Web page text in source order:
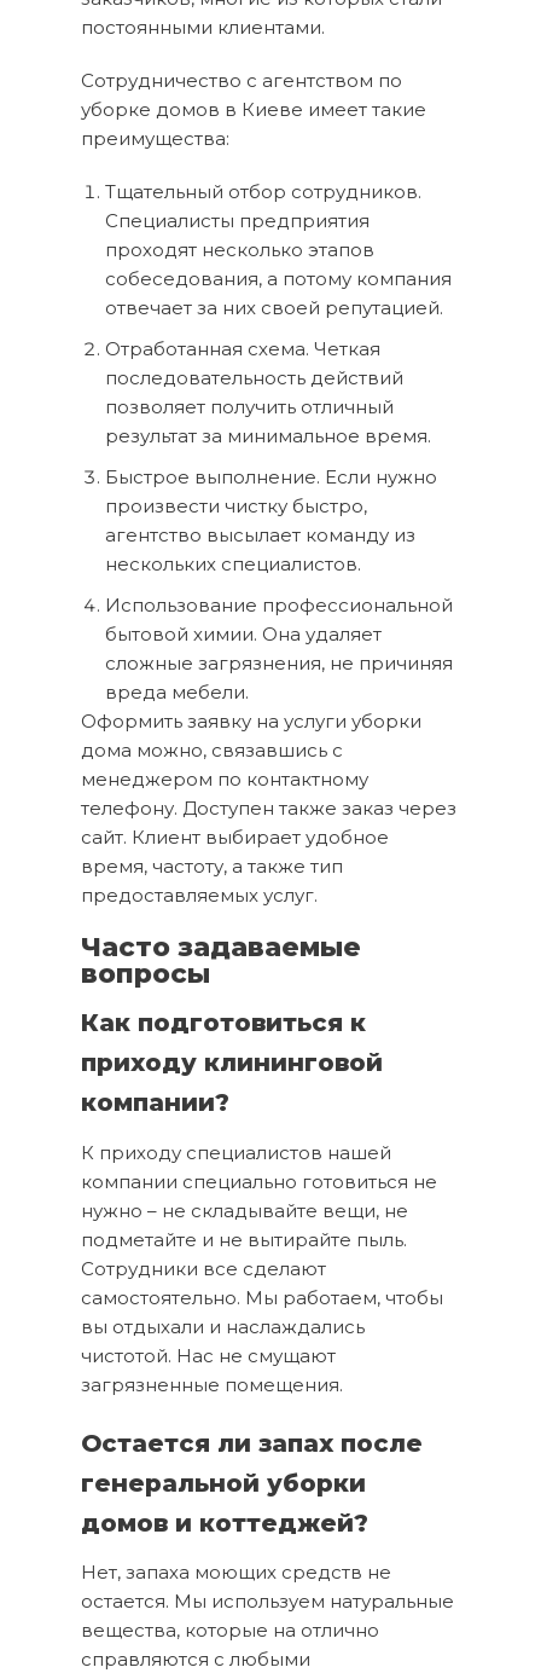
постоянными клиентами.
Сотрудничество с агентством по
уборке домов в Киеве имеет такие
преимущества:
Тщательный отбор сотрудников.
Специалисты предприятия
проходят несколько этапов
собеседования, а потому компания
отвечает за них своей репутацией.
Отработанная схема. Четкая
последовательность действий
позволяет получить отличный
результат за минимальное время.
Быстрое выполнение. Если нужно
произвести чистку быстро,
агентство высылает команду из
нескольких специалистов.
Использование профессиональной
бытовой химии. Она удаляет
сложные загрязнения, не причиняя
вреда мебели.
Оформить заявку на услуги уборки
дома можно, связавшись с
менеджером по контактному
телефону. Доступен также заказ через
сайт. Клиент выбирает удобное
время, частоту, а также тип
предоставляемых услуг.
Часто задаваемые
вопросы
Как подготовиться к
приходу клининговой
компании?
К приходу специалистов нашей
компании специально готовиться не
нужно – не складывайте вещи, не
подметайте и не вытирайте пыль.
Сотрудники все сделают
самостоятельно. Мы работаем, чтобы
вы отдыхали и наслаждались
чистотой. Нас не смущают
загрязненные помещения.
Остается ли запах после
генеральной уборки
домов и коттеджей?
Нет, запаха моющих средств не
остается. Мы используем натуральные
вещества, которые на отлично
справляются с любыми